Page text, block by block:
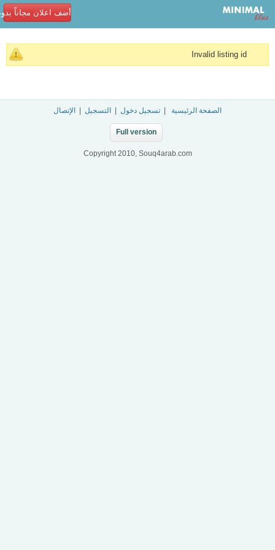
أضف اعلان مجاناً
Invalid listing id
الصفحة الرئيسية تسجيل دخول التسجيل الإتصال
Full version
Copyright 2010, Souq4arab.com